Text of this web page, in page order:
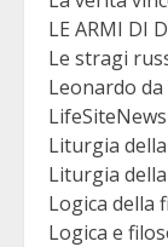
LE ARMI DI
Le stragi
Leonardo
LifeSiteNews
Liturgia
Liturgia
Logica della
Logica e